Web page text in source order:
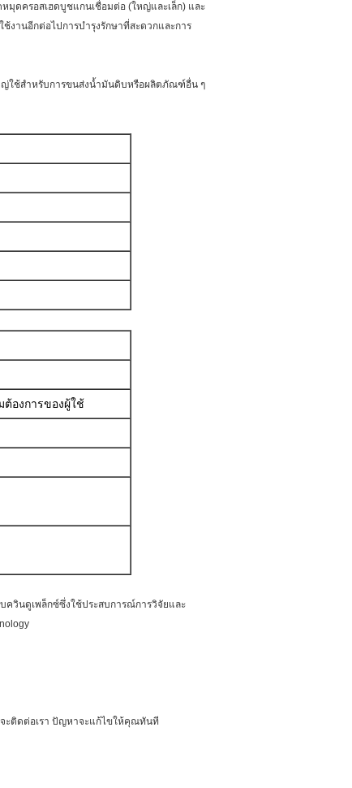
มุดครอสเฮดบูชแกนเชื่อมต่อ (ใหญ่และเล็ก) และ
งานอีกต่อไปการบำรุงรักษาที่สะดวกและการ
ญ่ใช้สำหรับการขนส่งน้ำมันดิบหรือผลิตภัณฑ์อื่น ๆ
ต้องการของผู้ใช้
วินดูเพล็กซ์ซึ่งใช้ประสบการณ์การวิจัยและ
ะติดต่อเรา ปัญหาจะแก้ไขให้คุณทันที